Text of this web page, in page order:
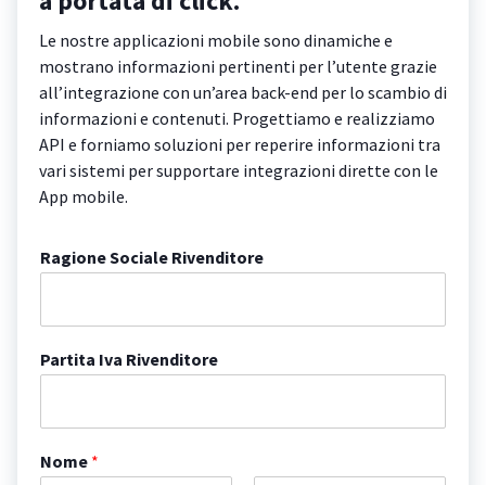
Le nostre applicazioni mobile sono dinamiche e
mostrano informazioni pertinenti per l’utente grazie
all’integrazione con un’area back-end per lo scambio di
informazioni e contenuti. Progettiamo e realizziamo
API e forniamo soluzioni per reperire informazioni tra
vari sistemi per supportare integrazioni dirette con le
App mobile.
Ragione Sociale Rivenditore
Partita Iva Rivenditore
Nome *